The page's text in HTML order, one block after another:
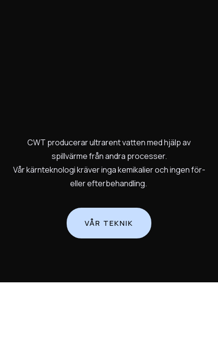
CWT producerar ultrarent vatten med hjälp av
spillvärme från andra processer.
Vår kärnteknologi kräver inga kemikalier och ingen för-
eller efterbehandling.
VÅR TEKNIK